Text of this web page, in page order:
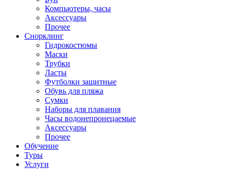
Компьютеры, часы
Аксессуары
Прочее
Снорклинг
Гидрокостюмы
Маски
Трубки
Ласты
Футболки защитные
Обувь для пляжа
Сумки
Наборы для плавания
Часы водонепронецаемые
Аксессуары
Прочее
Обучение
Туры
Услуги